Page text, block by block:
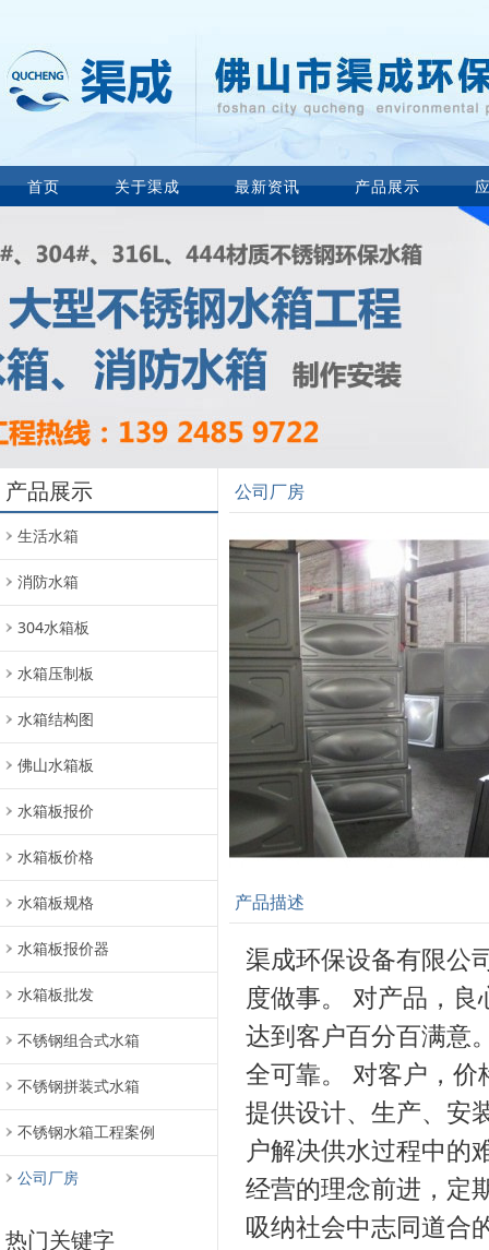
首页 关于渠成 最新资讯 产品展示
产品展示
生活水箱
消防水箱
304水箱板
水箱压制板
水箱结构图
佛山水箱板
水箱板报价
水箱板价格
水箱板规格
水箱板报价器
水箱板批发
不锈钢组合式水箱
不锈钢拼装式水箱
不锈钢水箱工程案例
公司厂房
热门关键字
公司厂房
产品描述
渠成环保设备有限公
度做事。 对产品，
达到客户百分百满意
全可靠。 对客户，
提供设计、生产、安
户解决供水过程中的
经营的理念前进，定
吸纳社会中志同道合